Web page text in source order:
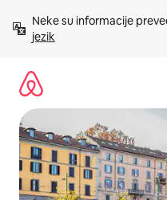
sadržaj
Neke su informacije
jezik